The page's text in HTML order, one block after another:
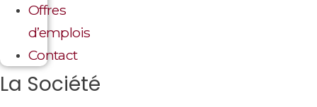
Offres
d’emplois
Contact
La Société